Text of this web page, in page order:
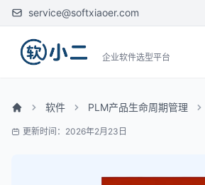
service@softxiaoer.com
企业软件选型平台
软件 PLM产品生命周期管理
更新时间：2026年2月23日